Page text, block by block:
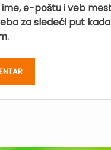
ime, e-poštu i veb
za sledeći put kada